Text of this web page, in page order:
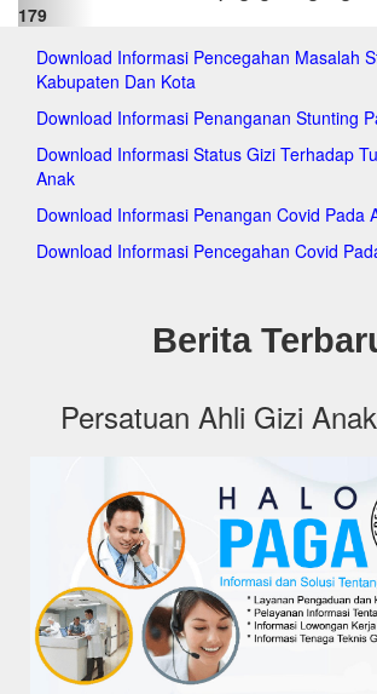
pagakectanjungpriok.org
pagakeccipayung.org
pagakecciracas.org
pagakecdurensawit.org
pagakeckramatjati.org
pagakecmakasar.org
pagakecmatraman.org
pagakecpulogadung.org
pagakeckepulauanseribuutara.org
pagakeckembangan.org
pagakeckalideres.org
pagakeckebonjeruk.org
pagakecgrogolpetamburan.org
pagakeccengkareng.org
pagakectebet.org
pagakecsetiabudi.org
pagakecpesanggrahan.org
pagakecpasarminggu.org
pagakecpancoran.org
pagakecmampangprapatan.org
179
Download Informasi Pencegahan Masalah
Kabupaten Dan Kota
Download Informasi Penanganan Stunting
Download Informasi Status Gizi Terhadap
Anak
Download Informasi Penangan Covid Pada
Download Informasi Pencegahan Covid
Berita
Persatuan Ahli Gizi